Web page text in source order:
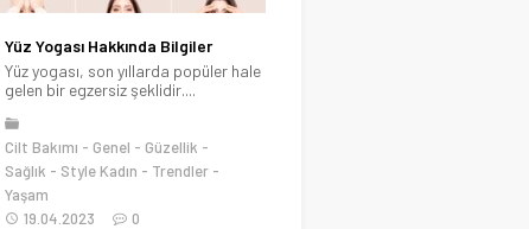
Yüz Yogası Hakkında Bilgiler
Yüz yogası, son yıllarda popüler hale
gelen bir egzersiz şeklidir....
Cilt Bakımı Genel
Güzellik
Sağlık
Style Kadın
Trendler
Yaşam
19.04.2023
0